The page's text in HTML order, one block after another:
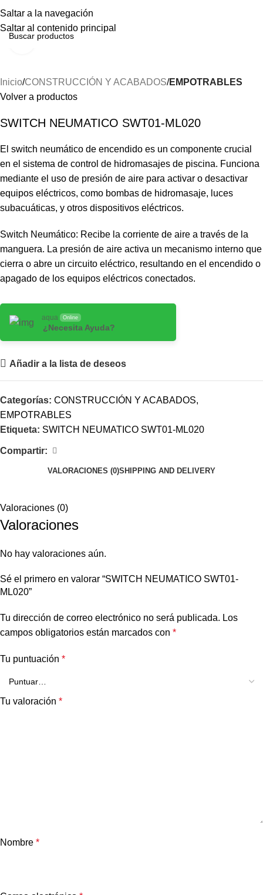
Saltar a la navegación
Saltar al contenido principal
Menú
Haga clic para ampliar
Inicio CONSTRUCCIÓN Y ACABADOS EMPOTRABLES
Volver a productos
SWITCH NEUMATICO SWT01-ML020
El switch neumático de encendido es un componente crucial
en el sistema de control de hidromasajes de piscina. Funciona
mediante el uso de presión de aire para activar o desactivar
equipos eléctricos, como bombas de hidromasaje, luces
subacuáticas, y otros dispositivos eléctricos.
Switch Neumático: Recibe la corriente de aire a través de la
manguera. La presión de aire activa un mecanismo interno que
cierra o abre un circuito eléctrico, resultando en el encendido o
apagado de los equipos eléctricos conectados.
aqua Online
¿Necesita Ayuda?
Añadir a la lista de deseos
Categorías: CONSTRUCCIÓN Y ACABADOS,
EMPOTRABLES
Etiqueta: SWITCH NEUMATICO SWT01-ML020
Compartir:
VALORACIONES (0)SHIPPING AND DELIVERY
Valoraciones (0)
Valoraciones
No hay valoraciones aún.
Sé el primero en valorar “SWITCH NEUMATICO SWT01-
ML020”
Tu dirección de correo electrónico no será publicada. Los
campos obligatorios están marcados con *
Tu puntuación *
Tu valoración *
Nombre *